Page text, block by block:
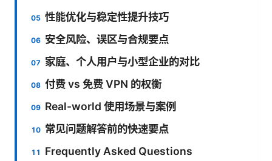
性能优化与稳定性提升技巧
安全风险、误区与合规要点
家庭、个人用户与小型企业的对比
付费 vs 免费 VPN 的权衡
Real-world 使用场景与案例
常见问题解答前的快速要点
Frequently Asked Questions